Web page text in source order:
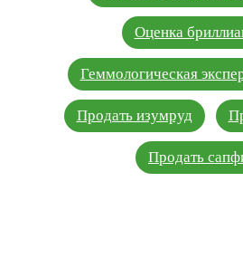
Оценка
Геммологическая
Продать изумруд
Продать